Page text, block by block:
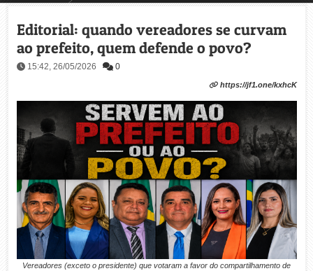
Editorial: quando vereadores se curvam
ao prefeito, quem defende o povo?
15:42, 26/05/2026 0
https://jf1.one/kxhcK
Vereadores (exceto o presidente) que votaram a favor do compartilhamento de